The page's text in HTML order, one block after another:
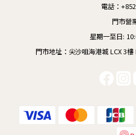
電話：
門市營
星期一至日:
門市地址：尖沙咀海港城 LCX 3